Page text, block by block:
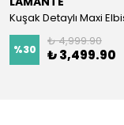
%30
₺ 4,999.90
₺ 3,499.90